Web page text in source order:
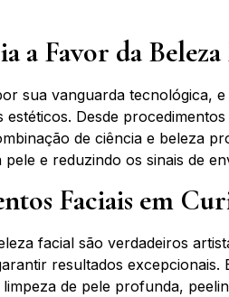
a Favor da Beleza
sua vanguarda tecnológica,
Desde
de ciência e beleza
e reduzindo os sinais de
Faciais em
facial são verdadeiros
resultados excepcionais.
de pele profunda,